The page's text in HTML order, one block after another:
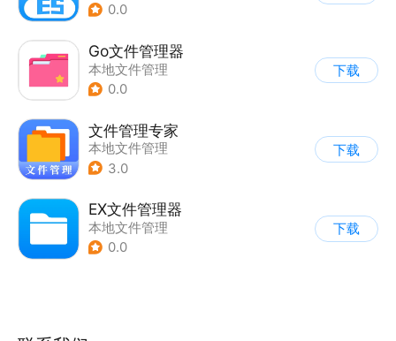
0.0
Go文件管理器
本地文件管理
0.0
下载
文件管理专家
本地文件管理
3.0
下载
EX文件管理器
本地文件管理
0.0
下载